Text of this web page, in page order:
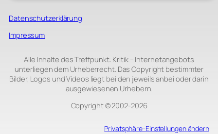
Datenschutzerklärung
Impressum
Alle Inhalte des Treffpunkt: Kritik – Internetangebots
unterliegen dem Urheberrecht. Das Copyright bestimmter
Bilder, Logos und Videos liegt bei den jeweils anbei oder darin
ausgewiesenen Urhebern.
Copyright © 2002‑2026
Privatsphäre-Einstellungen ändern